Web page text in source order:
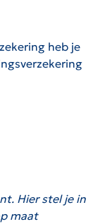
heb je
Hier stel je in
maat